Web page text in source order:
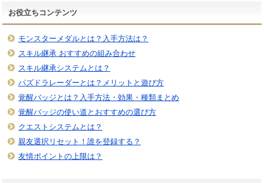
お役立ちコンテンツ
モンスターメダルとは？入手方法は？
スキル継承 おすすめの組み合わせ
スキル継承システムとは？
パズドラレーダーとは？メリットと遊び方
覚醒バッジとは？入手方法・効果・種類まとめ
覚醒バッジの使い道とおすすめの選び方
クエストシステムとは？
親友選択リセット！誰を登録する？
友情ポイントの上限は？